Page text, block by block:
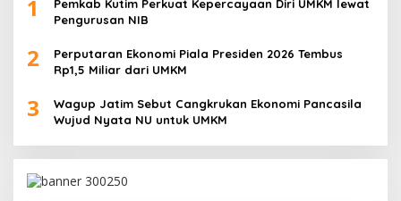
1
Pemkab Kutim Perkuat Kepercayaan Diri UMKM lewat
Pengurusan NIB
2
Perputaran Ekonomi Piala Presiden 2026 Tembus
Rp1,5 Miliar dari UMKM
3
Wagup Jatim Sebut Cangkrukan Ekonomi Pancasila
Wujud Nyata NU untuk UMKM